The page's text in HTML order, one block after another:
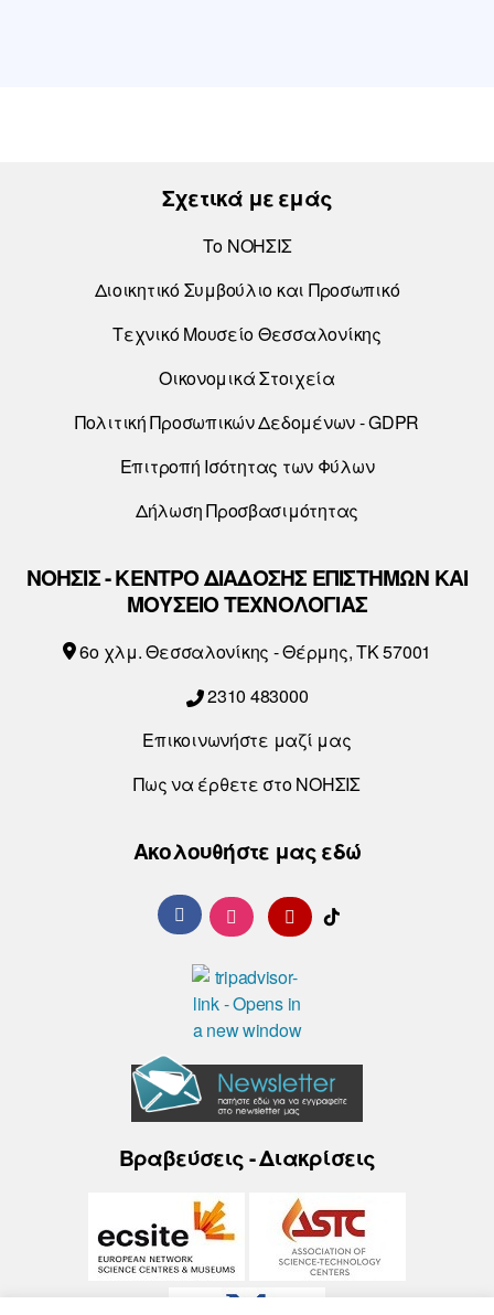
Σχετικά με εμάς
Το ΝΟΗΣΙΣ
Διοικητικό Συμβούλιο και Προσωπικό
Τεχνικό Μουσείο Θεσσαλονίκης
Οικονομικά Στοιχεία
Πολιτική Προσωπικών Δεδομένων - GDPR
Επιτροπή Ισότητας των Φύλων
Δήλωση Προσβασιμότητας
ΝΟΗΣΙΣ - ΚΕΝΤΡΟ ΔΙΑΔΟΣΗΣ ΕΠΙΣΤΗΜΩΝ ΚΑΙ
ΜΟΥΣΕΙΟ ΤΕΧΝΟΛΟΓΙΑΣ
6o χλμ. Θεσσαλονίκης - Θέρμης, ΤΚ 57001
2310 483000
Επικοινωνήστε μαζί μας
Πως να έρθετε στο ΝΟΗΣΙΣ
Ακολουθήστε μας εδώ
Βραβεύσεις - Διακρίσεις